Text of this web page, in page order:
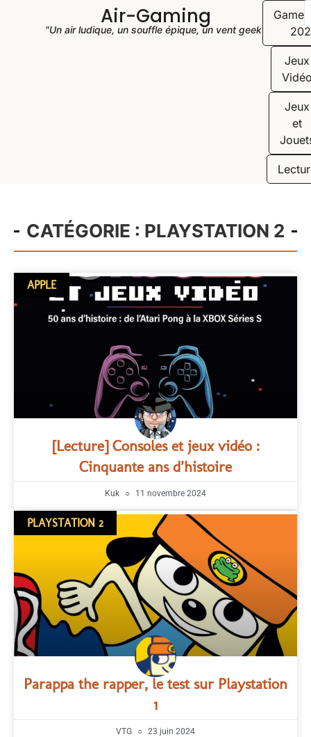
Air-Gaming
"Un air ludique, un souffle épique, un vent geek"
Jeux
Jeux
et
CATÉGORIE : PLAYSTATION 2
APPLE
[Lecture] Consoles et jeux vidéo :
Cinquante ans d’histoire
Kuk 11 novembre 2024
PLAYSTATION 2
Parappa the rapper, le test sur Playstation
1
VTG 23 juin 2024